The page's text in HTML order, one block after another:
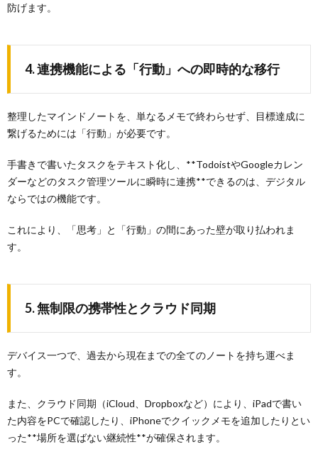
防げます。
4. 連携機能による「行動」への即時的な移行
整理したマインドノートを、単なるメモで終わらせず、目標達成に
繋げるためには「行動」が必要です。
手書きで書いたタスクをテキスト化し、**TodoistやGoogleカレン
ダーなどのタスク管理ツールに瞬時に連携**できるのは、デジタル
ならではの機能です。
これにより、「思考」と「行動」の間にあった壁が取り払われま
す。
5. 無制限の携帯性とクラウド同期
デバイス一つで、過去から現在までの全てのノートを持ち運べま
す。
また、クラウド同期（iCloud、Dropboxなど）により、iPadで書い
た内容をPCで確認したり、iPhoneでクイックメモを追加したりとい
った**場所を選ばない継続性**が確保されます。